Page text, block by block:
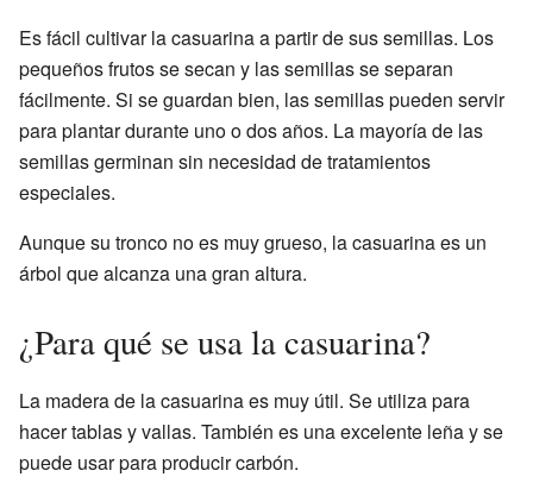
Es fácil cultivar la casuarina a partir de sus semillas. Los
pequeños frutos se secan y las semillas se separan
fácilmente. Si se guardan bien, las semillas pueden servir
para plantar durante uno o dos años. La mayoría de las
semillas germinan sin necesidad de tratamientos
especiales.
Aunque su tronco no es muy grueso, la casuarina es un
árbol que alcanza una gran altura.
¿Para qué se usa la casuarina?
La madera de la casuarina es muy útil. Se utiliza para
hacer tablas y vallas. También es una excelente leña y se
puede usar para producir carbón.